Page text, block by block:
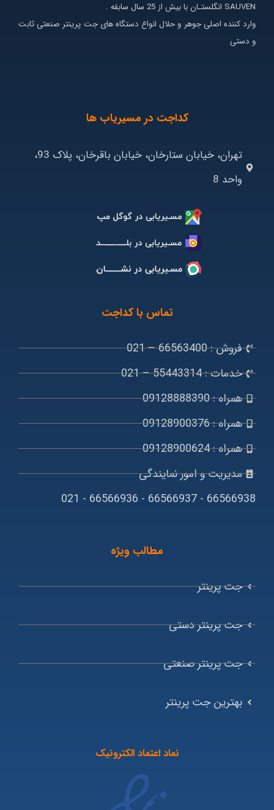
SAUVEN انگلستـان با بیش از 25 سال سابقه .
وارد کننده اصلی جوهر و حلال انواع دستگاه های جت پرینتر صنعتی ثابت
و دستی
کداجت در مسیریاب ها
تهران، خیابان ستارخان، خیابان باقرخان، پلاک 93،
واحد 8
تماس با کداجت
فروش : 66563400 – 021
خدمات : 55443314 – 021
همراه : 09128888390
همراه : 09128900376
همراه : 09128900624
مدیریت و امور نمایندگی
66566938 - 66566937 - 66566936 - 021
مطالب ویژه
جت پرینتر
جت پرینتر دستی
جت پرینتر صنعتی
بهترین جت پرینتر
نماد اعتماد الکترونیک